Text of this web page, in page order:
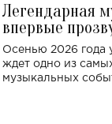
Легендарная
впервые
Украине: где
Осенью 2026 года
ждет одно из
музыкальных